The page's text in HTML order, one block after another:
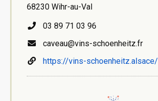
68230 Wihr-au-Val
03 89 71 03 96
caveau@vins-schoenheitz.fr
https://vins-schoenheitz.alsace/